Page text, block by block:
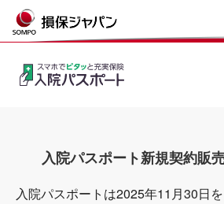
入院パスポート新規契約販
入院パスポートは2025年11月30日